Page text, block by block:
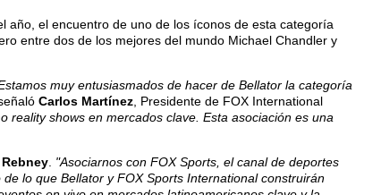
año, el encuentro de uno de los íconos de esta categoría
entre dos de los mejores del mundo Michael Chandler y
muy entusiasmados de hacer de Bellator la categoría
Carlos Martínez , Presidente de FOX International
reality shows en mercados clave. Esta asociación es una
"Asociarnos con FOX Sports, el canal de deportes
lo que Bellator y FOX Sports International construirán